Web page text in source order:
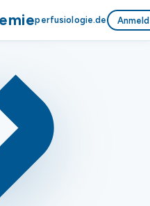
perfusiologie.de